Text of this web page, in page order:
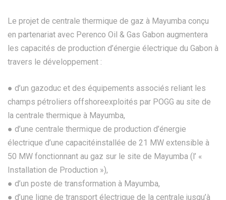
Le projet de centrale thermique de gaz à Mayumba conçu
en partenariat avec Perenco Oil & Gas Gabon augmentera
les capacités de production d’énergie électrique du Gabon à
travers le développement :
● d’un gazoduc et des équipements associés reliant les
champs pétroliers offshoreexploités par POGG au site de
la centrale thermique à Mayumba,
● d’une centrale thermique de production d’énergie
électrique d’une capacitéinstallée de 21 MW extensible à
50 MW fonctionnant au gaz sur le site de Mayumba (l’ «
Installation de Production »),
● d’un poste de transformation à Mayumba,
● d’une ligne de transport électrique de la centrale jusqu’à